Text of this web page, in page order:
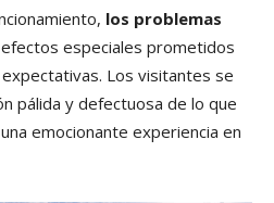
los problemas
especiales prometidos
Los visitantes se
pálida y defectuosa de lo que
emocionante experiencia en